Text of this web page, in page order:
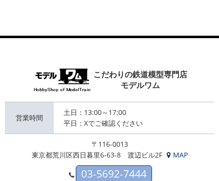
こだわりの鉄道模型専門店
モデルワム
営業時間
土日：13:00～17:00
平日：Xでご確認ください
〒116-0013
東京都荒川区西日暮里6-63-8 渡辺ビル2F
MAP
03-5692-7444